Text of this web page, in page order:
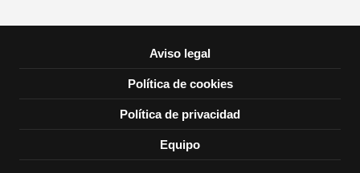
Aviso legal
Política de cookies
Política de privacidad
Equipo